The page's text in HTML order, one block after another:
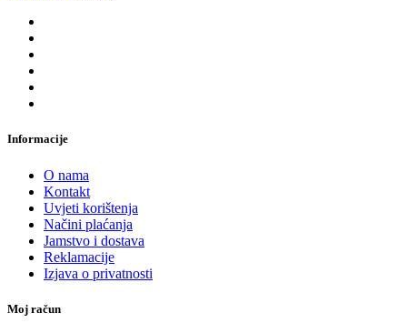
Informacije
O nama
Kontakt
Uvjeti korištenja
Načini plaćanja
Jamstvo i dostava
Reklamacije
Izjava o privatnosti
Moj račun